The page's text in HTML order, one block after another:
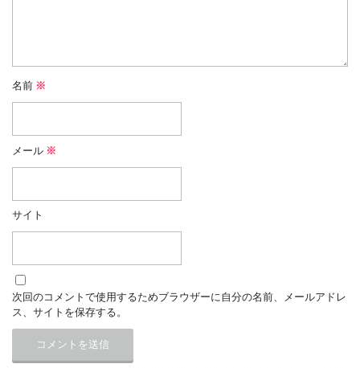
名前 ※
メール ※
サイト
次回のコメントで使用するためブラウザーに自分の名前、メールアドレ
ス、サイトを保存する。